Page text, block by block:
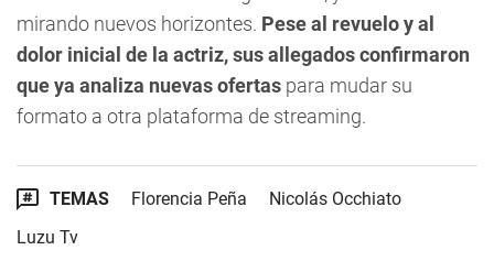
mirando nuevos horizontes. Pese al revuelo y al
dolor inicial de la actriz, sus allegados confirmaron
que ya analiza nuevas ofertas para mudar su
formato a otra plataforma de streaming.
TEMAS Florencia Peña
Nicolás Occhiato
Luzu Tv